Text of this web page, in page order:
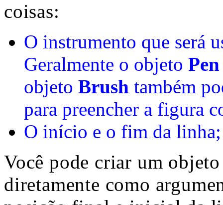
coisas:
O instrumento que será
Geralmente o objeto Pen
objeto Brush também
para preencher a figura
O início e o fim da linha;
Você pode criar um
diretamente como